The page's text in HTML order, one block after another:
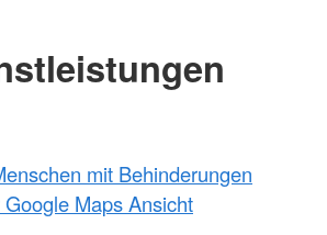
mit Behinderungen
Maps Ansicht